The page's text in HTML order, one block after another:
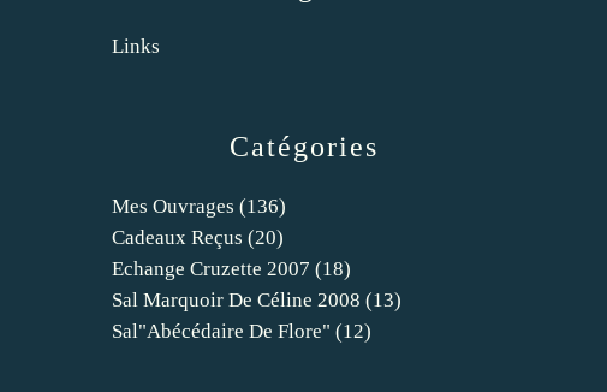
Catégories
Mes Ouvrages (136)
Cadeaux Reçus (20)
Echange Cruzette 2007 (18)
Sal Marquoir De Céline 2008 (13)
Sal"abécédaire De Flore" (12)
Links